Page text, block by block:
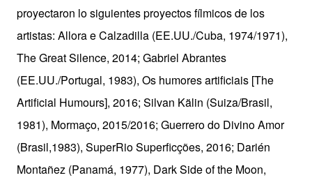
proyectaron lo siguientes proyectos fílmicos de los
artistas: Allora e Calzadilla (EE.UU./Cuba, 1974/1971),
The Great Silence, 2014; Gabriel Abrantes
(EE.UU./Portugal, 1983), Os humores artificiais [The
Artificial Humours], 2016; Silvan Kälin (Suiza/Brasil,
1981), Mormaço, 2015/2016; Guerrero do Divino Amor
(Brasil,1983), SuperRio Superficções, 2016; Darién
Montañez (Panamá, 1977), Dark Side of the Moon,